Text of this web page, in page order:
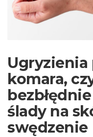
Ugryzienia
komara,
ślady na
swędzenie